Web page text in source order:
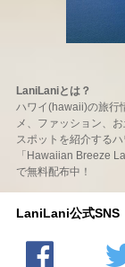
LaniLaniとは？
ハワイ(hawaii)の旅行
メ、ファッション、
スポットを紹介する
「Hawaiian Breeze
で無料配布中！
LaniLani公式SNS